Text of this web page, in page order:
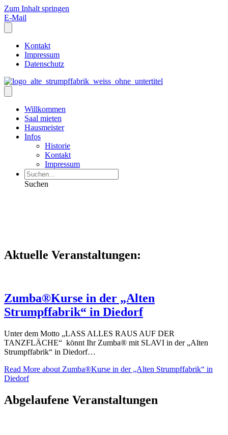
Zum Inhalt springen
E-Mail
Kontakt
Impressum
Datenschutz
Willkommen
Saal mieten
Hausmeister
Infos
Historie
Kontakt
Impressum
Suchen
Aktuelle Veranstaltungen:
Zumba®Kurse in der „Alten
Strumpffabrik“ in Diedorf
Unter dem Motto „LASS ALLES RAUS AUF DER
TANZFLÄCHE“ könnt Ihr Zumba® mit SLAVI in der „Alten
Strumpffabrik“ in Diedorf…
Read More about Zumba®Kurse in der „Alten Strumpffabrik“ in
Diedorf
Abgelaufene Veranstaltungen